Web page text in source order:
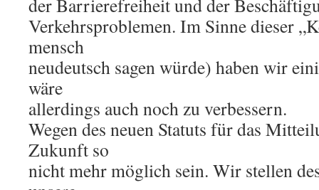
der Barrierefreiheit und der
Verkehrsproblemen. Im Sinne dieser
mensch
neudeutsch sagen würde) haben wir
wäre
allerdings auch noch zu verbessern.
Wegen des neuen Statuts für das
Zukunft so
nicht mehr möglich sein. Wir stellen